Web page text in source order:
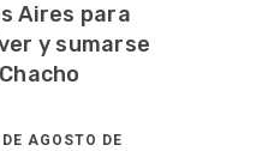
Aires para
y sumarse
AGOSTO DE